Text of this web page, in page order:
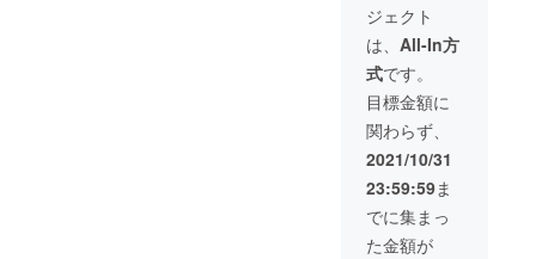
ジェクト
は、 All-In方
式です。
目標金額に
関わらず、
2021/10/31
23:59:59ま
でに集まっ
た金額が